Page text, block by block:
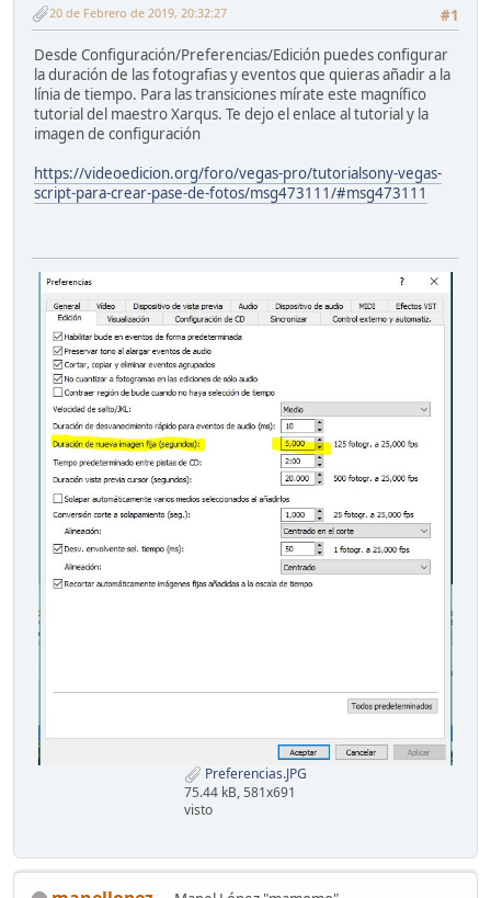
#1
20 de Febrero de 2019, 20:32:27
Desde Configuración/Preferencias/Edición puedes configurar
la duración de las fotografias y eventos que quieras añadir a la
línia de tiempo. Para las transiciones mírate este magnífico
tutorial del maestro Xarqus. Te dejo el enlace al tutorial y la
imagen de configuración
https://videoedicion.org/foro/vegas-pro/tutorialsony-vegas-
script-para-crear-pase-de-fotos/msg473111/#msg473111
Preferencias.JPG
75.44 kB, 581x691
visto